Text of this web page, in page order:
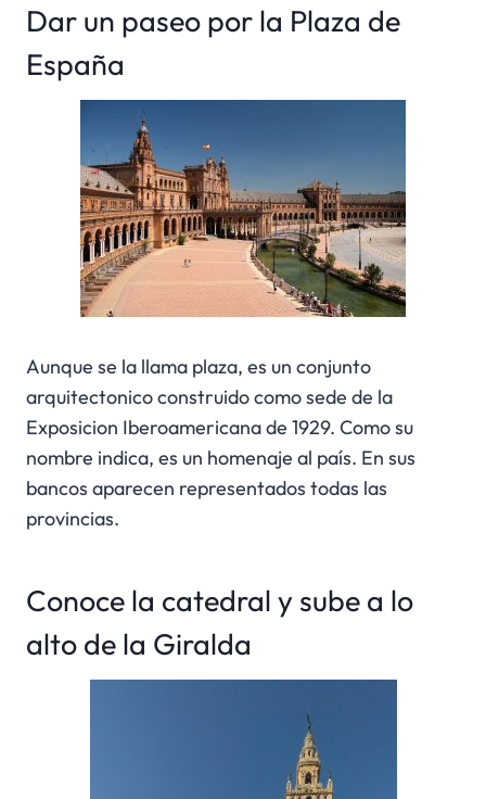
Dar un paseo por la Plaza de
España
Aunque se la llama plaza, es un conjunto
arquitectonico construido como sede de la
Exposicion Iberoamericana de 1929. Como su
nombre indica, es un homenaje al país. En sus
bancos aparecen representados todas las
provincias.
Conoce la catedral y sube a lo
alto de la Giralda